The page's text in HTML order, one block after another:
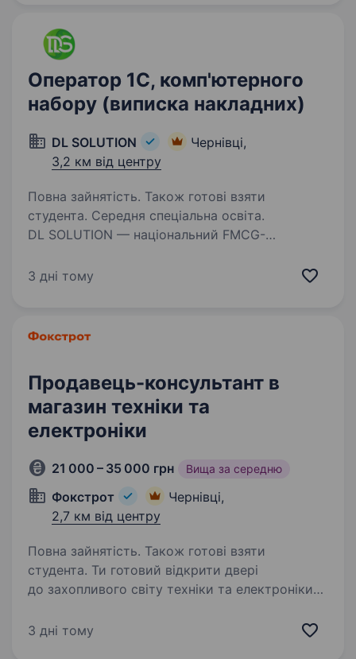
Оператор 1C, комп'ютерного
набору (виписка накладних)
DL SOLUTION
Чернівці,
3,2 км від центру
Повна зайнятість. Також готові взяти
студента. Середня спеціальна освіта.
DL SOLUTION — національний FMCG-
у сфері дистрибуції та логістики й забезпечує
формують тютюнові вироби,…
3 дні тому
Продавець-консультант в
магазин техніки та
електроніки
21 000 – 35 000 грн Вища за середню
Фокстрот
Чернівці,
2,7 км від центру
Повна зайнятість. Також готові взяти
студента. Ти готовий відкрити двері
до захопливого світу техніки та електроніки?
справжнім експертом у цьому напрямку? Тоді
3 дні тому